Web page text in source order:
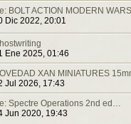
BOLT ACTION MODERN
Dic 2022, 20:01
Ene 2025, 01:46
XAN MINIATURES
Jul 2026, 17:43
Spectre Operations 2nd ed…
Jun 2020, 19:43